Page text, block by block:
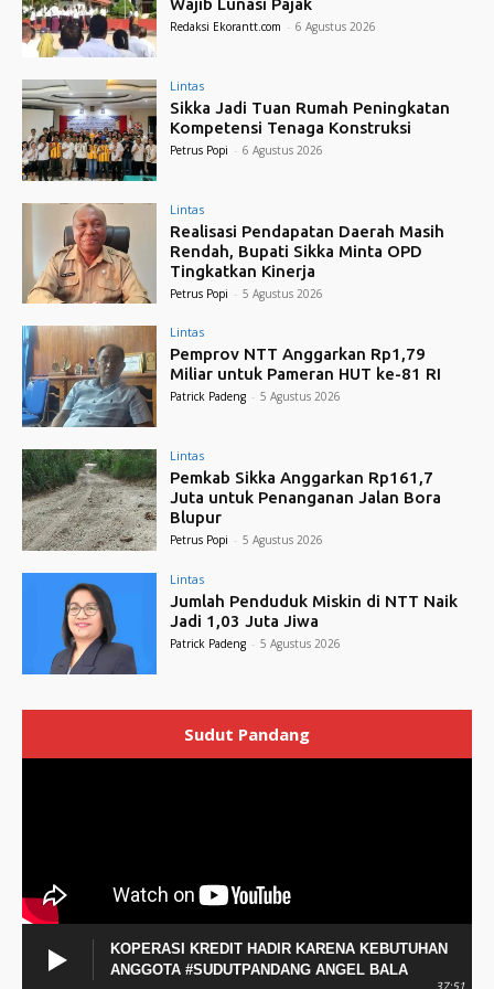
Wajib Lunasi Pajak
Redaksi Ekorantt.com - 6 Agustus 2026
Lintas
Sikka Jadi Tuan Rumah Peningkatan
Kompetensi Tenaga Konstruksi
Petrus Popi - 6 Agustus 2026
Lintas
Realisasi Pendapatan Daerah Masih
Rendah, Bupati Sikka Minta OPD
Tingkatkan Kinerja
Petrus Popi - 5 Agustus 2026
Lintas
Pemprov NTT Anggarkan Rp1,79
Miliar untuk Pameran HUT ke-81 RI
Patrick Padeng - 5 Agustus 2026
Lintas
Pemkab Sikka Anggarkan Rp161,7
Juta untuk Penanganan Jalan Bora
Blupur
Petrus Popi - 5 Agustus 2026
Lintas
Jumlah Penduduk Miskin di NTT Naik
Jadi 1,03 Juta Jiwa
Patrick Padeng - 5 Agustus 2026
Sudut Pandang
KOPERASI KREDIT HADIR KARENA KEBUTUHAN
ANGGOTA #SUDUTPANDANG ANGEL BALA
37:51